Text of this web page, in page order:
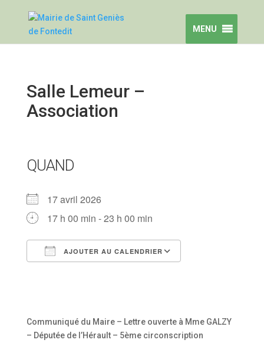
MENU
Salle Lemeur –
Association
QUAND
17 avril 2026
17 h 00 min - 23 h 00 min
AJOUTER AU CALENDRIER
Communiqué du Maire – Lettre ouverte à Mme GALZY
– Députée de l’Hérault – 5ème circonscription